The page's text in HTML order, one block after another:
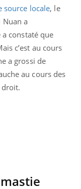
source locale, le
a
constaté que
c’est au cours
a grossi de
au cours des